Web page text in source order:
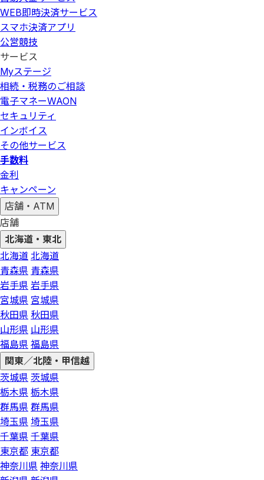
WEB即時決済サービス
スマホ決済アプリ
公営競技
サービス
Myステージ
相続・税務のご相談
電子マネーWAON
セキュリティ
インボイス
その他サービス
手数料
金利
キャンペーン
店舗・ATM
店舗
北海道・東北
北海道 北海道
青森県 青森県
岩手県 岩手県
宮城県 宮城県
秋田県 秋田県
山形県 山形県
福島県 福島県
関東／北陸・甲信越
茨城県 茨城県
栃木県 栃木県
群馬県 群馬県
埼玉県 埼玉県
千葉県 千葉県
東京都 東京都
神奈川県 神奈川県